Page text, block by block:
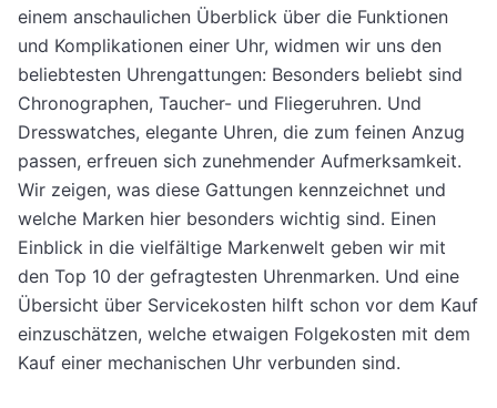
einem anschaulichen Überblick über die Funktionen
und Komplikationen einer Uhr, widmen wir uns den
beliebtesten Uhrengattungen: Besonders beliebt sind
Chronographen, Taucher- und Fliegeruhren. Und
Dresswatches, elegante Uhren, die zum feinen Anzug
passen, erfreuen sich zunehmender Aufmerksamkeit.
Wir zeigen, was diese Gattungen kennzeichnet und
welche Marken hier besonders wichtig sind. Einen
Einblick in die vielfältige Markenwelt geben wir mit
den Top 10 der gefragtesten Uhrenmarken. Und eine
Übersicht über Servicekosten hilft schon vor dem Kauf
einzuschätzen, welche etwaigen Folgekosten mit dem
Kauf einer mechanischen Uhr verbunden sind.